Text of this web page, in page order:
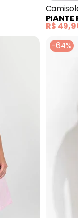
Boss
PIANTE
R$
-64%